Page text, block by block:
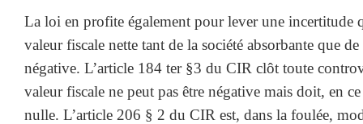
La loi en profite également pour lever une incertitude
valeur fiscale nette tant de la société absorbante que
négative. L’article 184 ter §3 du CIR clôt toute
valeur fiscale ne peut pas être négative mais doit, en
nulle. L’article 206 § 2 du CIR est, dans la foulée,